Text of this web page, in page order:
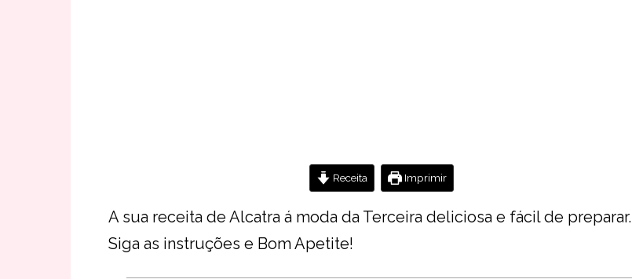
Receita Imprimir
A sua receita de Alcatra á moda da Terceira deliciosa e fácil de preparar.
Siga as instruções e Bom Apetite!